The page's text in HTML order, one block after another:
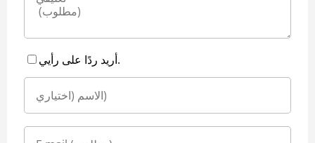
أريد ردًا على رأيي.